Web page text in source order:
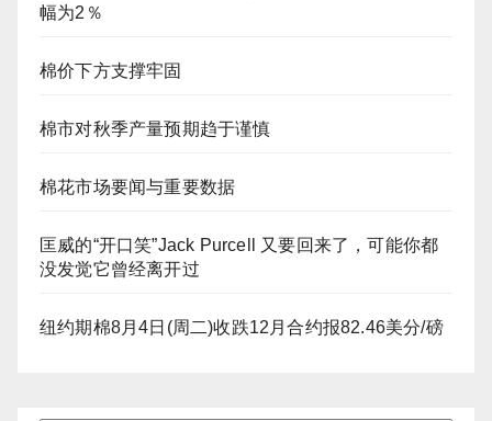
幅为2％
棉价下方支撑牢固
棉市对秋季产量预期趋于谨慎
棉花市场要闻与重要数据
匡威的“开口笑”Jack Purcell 又要回来了，可能你都
没发觉它曾经离开过
纽约期棉8月4日(周二)收跌12月合约报82.46美分/磅